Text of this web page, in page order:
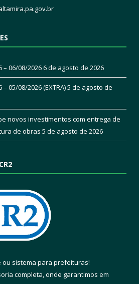
gov.br
– 06/08/20266 de agosto de 2026
05/08/2026 (EXTRA)5 de agosto de
novos investimentos com entrega de
de obras 5 de agosto de 2026
ou sistema para prefeituras!
completa, onde garantimos em